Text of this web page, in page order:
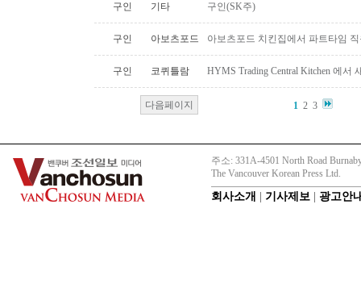
구인 기타 구인(SK주)
구인 아보츠포드 아보츠포드 치킨집에서 파트타임
구인 코퀴틀람 HYMS Trading Central Kitchen 에
다음페이지 1 2 3
주소: 331A-4501 North Road
The Vancouver Korean Press Ltd.
회사소개 기사제보 광고안